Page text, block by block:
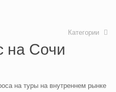
Категории
на Сочи
на туры на внутреннем рынке